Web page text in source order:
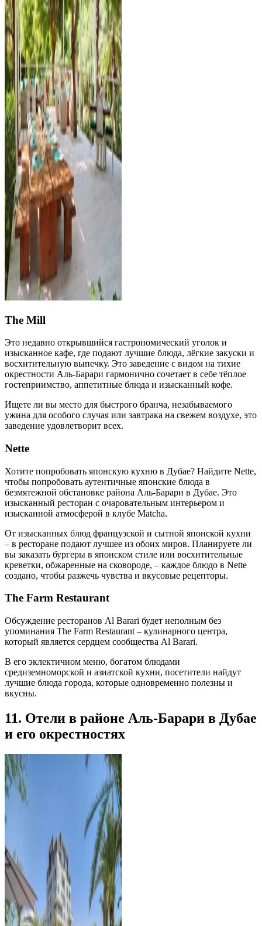
The Mill
Это недавно открывшийся гастрономический уголок и
изысканное кафе, где подают лучшие блюда, лёгкие закуски и
восхитительную выпечку. Это заведение с видом на тихие
окрестности Аль-Барари гармонично сочетает в себе тёплое
гостеприимство, аппетитные блюда и изысканный кофе.
Ищете ли вы место для быстрого бранча, незабываемого
ужина для особого случая или завтрака на свежем воздухе, это
заведение удовлетворит всех.
Nette
Хотите попробовать японскую кухню в Дубае? Найдите Nette,
чтобы попробовать аутентичные японские блюда в
безмятежной обстановке района Аль-Барари в Дубае. Это
изысканный ресторан с очаровательным интерьером и
изысканной атмосферой в клубе Matcha.
От изысканных блюд французской и сытной японской кухни
– в ресторане подают лучшее из обоих миров. Планируете ли
вы заказать бургеры в японском стиле или восхитительные
креветки, обжаренные на сковороде, – каждое блюдо в Nette
создано, чтобы разжечь чувства и вкусовые рецепторы.
The Farm Restaurant
Обсуждение ресторанов Al Barari будет неполным без
упоминания The Farm Restaurant – кулинарного центра,
который является сердцем сообщества Al Barari.
В его эклектичном меню, богатом блюдами
средиземноморской и азиатской кухни, посетители найдут
лучшие блюда города, которые одновременно полезны и
вкусны.
11. Отели в районе Аль-Барари в Дубае
и его окрестностях